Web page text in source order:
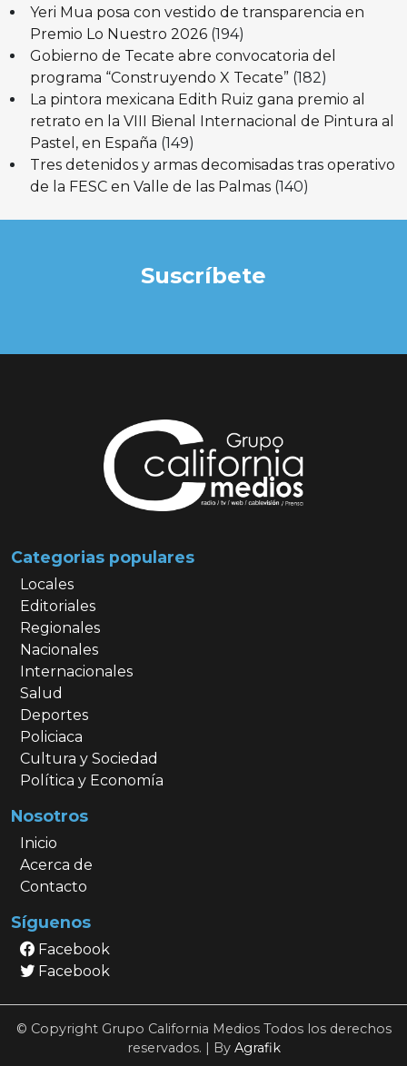
Yeri Mua posa con vestido de transparencia en
Premio Lo Nuestro 2026 (194)
Gobierno de Tecate abre convocatoria del
programa “Construyendo X Tecate” (182)
La pintora mexicana Edith Ruiz gana premio al
retrato en la VIII Bienal Internacional de Pintura al
Pastel, en España (149)
Tres detenidos y armas decomisadas tras operativo
de la FESC en Valle de las Palmas (140)
Suscríbete
Categorias populares
Locales
Editoriales
Regionales
Nacionales
Internacionales
Salud
Deportes
Policiaca
Cultura y Sociedad
Política y Economía
Nosotros
Inicio
Acerca de
Contacto
Síguenos
Facebook
Facebook
© Copyright Grupo California Medios Todos los derechos
reservados. | By Agrafik